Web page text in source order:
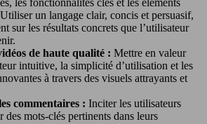
les fonctionnalités clés et les éléments
un langage clair, concis et persuasif,
sur les résultats concrets que l’utilisateur
de haute qualité : Mettre en valeur
intuitive, la simplicité d’utilisation et les
à travers des visuels attrayants et
commentaires : Inciter les utilisateurs
des mots-clés pertinents dans leurs